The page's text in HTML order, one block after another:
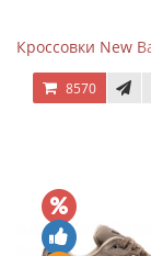
Кроссовки New
8570